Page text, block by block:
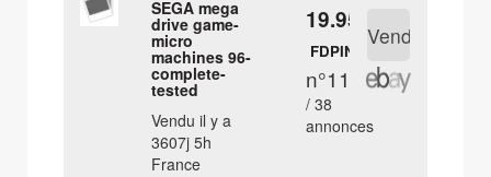
SEGA mega
drive game-
micro
machines 96-
complete-
tested
Vendu il y a
3607j 5h
France
19.95 €
FDPIN
n°11
/ 38
annonces